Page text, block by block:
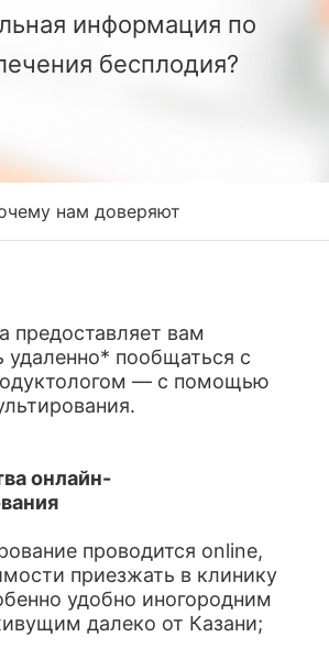
информация по
бесплодия?
нам доверяют
предоставляет вам
удаленно* пообщаться с
— с помощью
онлайн-
проводится online,
приезжать в клинику
удобно иногородним
далеко от Казани;